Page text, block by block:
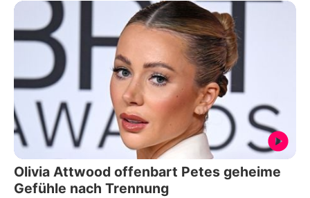
Olivia Attwood offenbart Petes geheime
Gefühle nach Trennung